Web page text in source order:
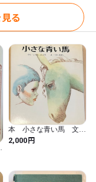
ってきたから
る
本 小さな青い馬 文
今江祥智 絵 宇野亜喜
良
2,000円